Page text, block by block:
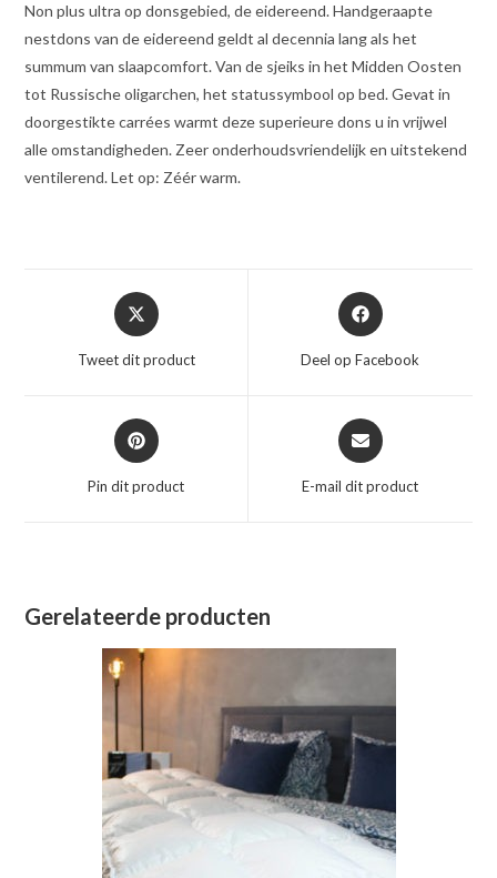
Non plus ultra op donsgebied, de eidereend. Handgeraapte
nestdons van de eidereend geldt al decennia lang als het
summum van slaapcomfort. Van de sjeiks in het Midden Oosten
tot Russische oligarchen, het statussymbool op bed. Gevat in
doorgestikte carrées warmt deze superieure dons u in vrijwel
alle omstandigheden. Zeer onderhoudsvriendelijk en uitstekend
ventilerend. Let op: Zéér warm.
Opent
in
nieuw
Tweet dit product
Opent
in
nieuw
Deel op Facebook
Opent
in
nieuw
Pin dit product
Opent
in
nieuw
E-mail dit product
Gerelateerde producten